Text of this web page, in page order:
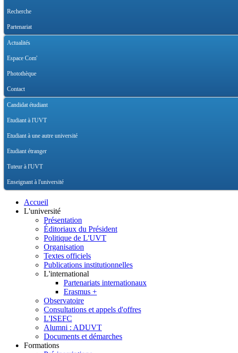
Recherche
Partenariat
Actualités
Espace Com'
Photothèque
Contact
Candidat étudiant
Etudiant à l'UVT
Etudiant à une autre université
Etudiant étranger
Tuteur à l'UVT
Enseignant à l'université
Accueil
L'université
Présentation
Éditoriaux du Président
Politique de L'UVT
Organisation
Textes officiels
Publications institutionnelles
L'international
Partenariats internationaux
Erasmus +
Observatoire
Consultations et appels d'offres
L'ISEFC
Alumni : ADUVT
Documents et démarches
Formations